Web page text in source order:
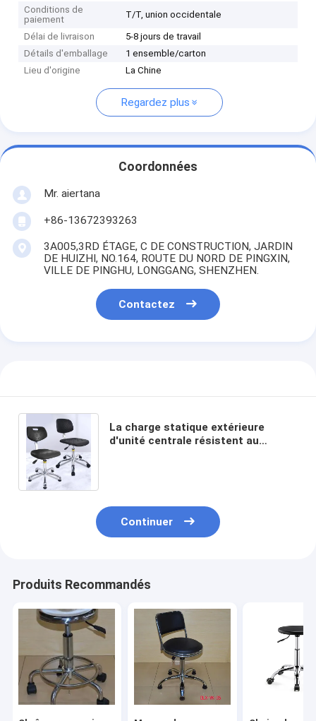
Conditions de
paiement
T/T, union occidentale
Délai de livraison
5-8 jours de travail
Détails d'emballage
1 ensemble/carton
Lieu d'origine
La Chine
Regardez plus
Coordonnées
Mr. aiertana
+86-13672393263
3A005,3RD ÉTAGE, C DE CONSTRUCTION, JARDIN
DE HUIZHI, NO.164, ROUTE DU NORD DE PINGXIN,
VILLE DE PINGHU, LONGGANG, SHENZHEN.
Contactez
La charge statique extérieure
d'unité centrale résistent au
Continuer
Produits Recommandés